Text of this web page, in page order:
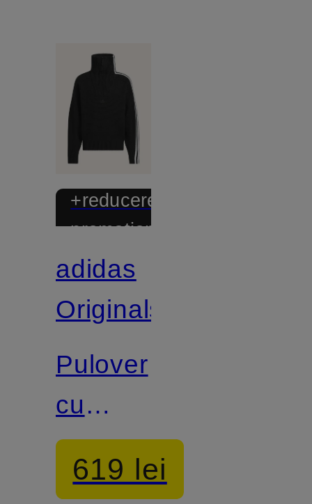
+reducere
promoțională
Certificat
adidas
Originals
Pulover
cu
guler
înalt
619 lei